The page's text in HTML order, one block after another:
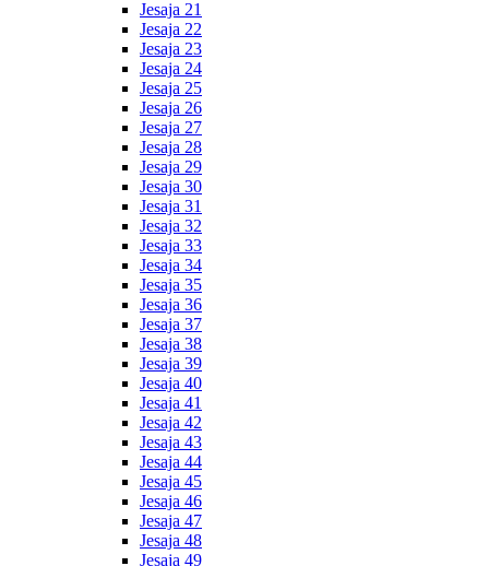
Jesaja 21
Jesaja 22
Jesaja 23
Jesaja 24
Jesaja 25
Jesaja 26
Jesaja 27
Jesaja 28
Jesaja 29
Jesaja 30
Jesaja 31
Jesaja 32
Jesaja 33
Jesaja 34
Jesaja 35
Jesaja 36
Jesaja 37
Jesaja 38
Jesaja 39
Jesaja 40
Jesaja 41
Jesaja 42
Jesaja 43
Jesaja 44
Jesaja 45
Jesaja 46
Jesaja 47
Jesaja 48
Jesaja 49